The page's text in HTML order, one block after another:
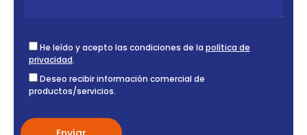
He leído y acepto las condiciones de la política de
privacidad.
Deseo recibir información comercial de
productos/servicios.